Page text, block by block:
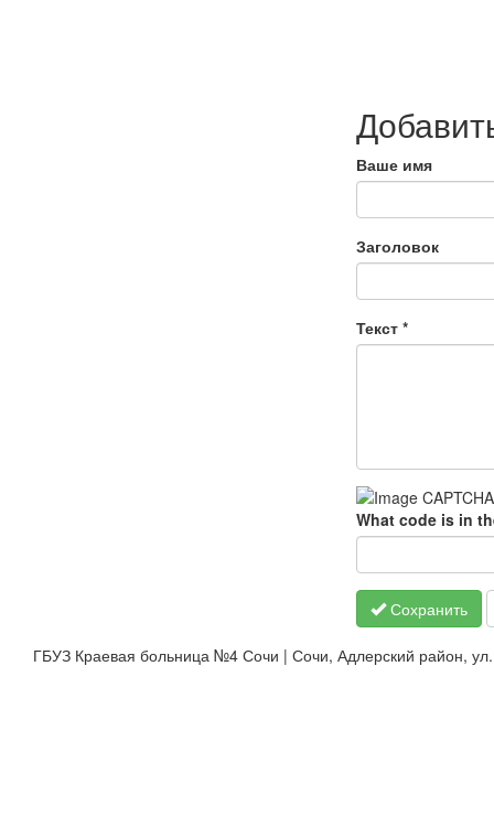
Ваше имя
Заголовок
Текст *
What code is in
Сохранить
ГБУЗ Краевая больница №4 Сочи | Сочи, Адлерский район,